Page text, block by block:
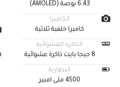
6.43 بوصة (AMOLED)
الكاميرا
كاميرا خلفية ثلاثية
الذاكرة العشوائية
8 جيجا بايت ذاكرة عشوائية
البطارية
4500 ملى امبير